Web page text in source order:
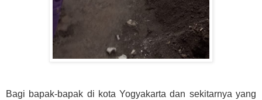
Bagi bapak-bapak di kota Yogyakarta dan sekitarnya yang